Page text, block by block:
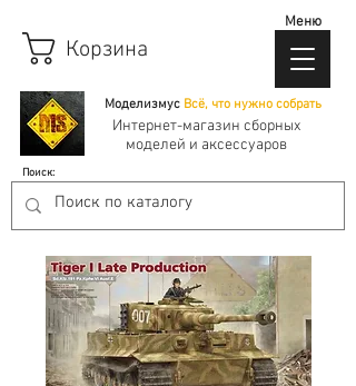
Моделизмус Всё, что нужно собрать
Корзина
Интернет-магазин сборных
моделей и аксессуаров
Поиск:
Меню